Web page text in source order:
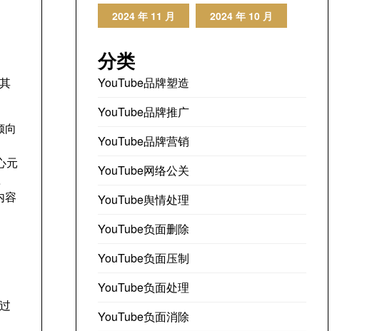
向
元
容
2024 年 11 月 2024 年 10 月
分类
YouTube品牌塑造
YouTube品牌推广
YouTube品牌营销
YouTube网络公关
YouTube舆情处理
YouTube负面删除
YouTube负面压制
YouTube负面处理
YouTube负面消除